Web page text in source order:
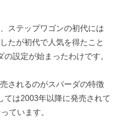
ステップワゴンの初代には
たが初代で人気を得たこと
設定が始まったわけです。
されるのがスパーダの特徴
ては2003年以降に発売されて
ています。